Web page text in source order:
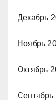
Декабрь
Ноябрь
Октябрь
Сентябрь